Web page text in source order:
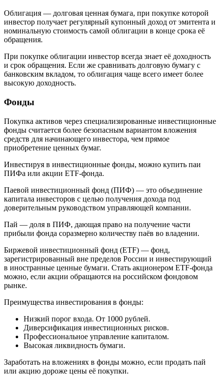
Облигация — долговая ценная бумага, при покупке которой
инвестор получает регулярный купонный доход от эмитента и
номинальную стоимость самой облигации в конце срока её
обращения.
При покупке облигации инвестор всегда знает её доходность
и срок обращения. Если же сравнивать долговую бумагу с
банковским вкладом, то облигация чаще всего имеет более
высокую доходность.
Фонды
Покупка активов через специализированные инвестиционные
фонды считается более безопасным вариантом вложения
средств для начинающего инвестора, чем прямое
приобретение ценных бумаг.
Инвестируя в инвестиционные фонды, можно купить паи
ПИФа или акции ETF-фонда.
Паевой инвестиционный фонд (ПИФ) — это объединение
капитала инвесторов с целью получения дохода под
доверительным руководством управляющей компании.
Пай — доля в ПИФ, дающая право на получение части
прибыли фонда соразмерно количеству паёв во владении.
Биржевой инвестиционный фонд (ETF) — фонд,
зарегистрированный вне пределов России и инвестирующий
в иностранные ценные бумаги. Стать акционером ETF-фонда
можно, если акции обращаются на российском фондовом
рынке.
Преимущества инвестирования в фонды:
Низкий порог входа. От 1000 рублей.
Диверсификация инвестиционных рисков.
Профессиональное управление капиталом.
Высокая ликвидность бумаги.
Заработать на вложениях в фонды можно, если продать пай
или акцию дороже цены её покупки.